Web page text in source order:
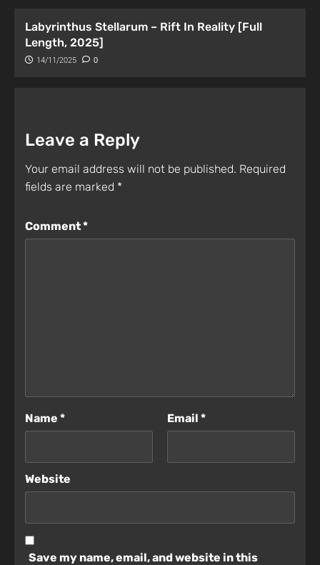
Labyrinthus Stellarum – Rift In Reality [Full
Length, 2025]
14/11/2025 0
Leave a Reply
Your email address will not be published. Required
fields are marked *
Comment*
Name * Email *
Website
Save my name, email, and website in this